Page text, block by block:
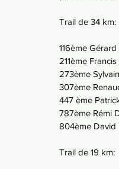
Trail de 34 km:
116ème Gérard
211ème
273ème
307ème
447 ème
787ème Rémi
804ème David
Trail de 19 km: